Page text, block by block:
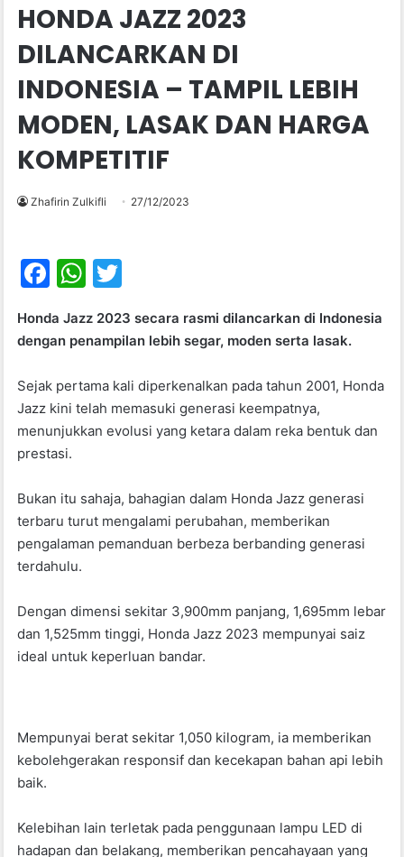
HONDA JAZZ 2023
DILANCARKAN DI
INDONESIA – TAMPIL LEBIH
MODEN, LASAK DAN HARGA
KOMPETITIF
Zhafirin Zulkifli 27/12/2023
F
c
b
o
o
W
at
A
p
p
itt
Honda Jazz 2023 secara rasmi dilancarkan di Indonesia
dengan penampilan lebih segar, moden serta lasak.
Sejak pertama kali diperkenalkan pada tahun 2001, Honda
Jazz kini telah memasuki generasi keempatnya,
menunjukkan evolusi yang ketara dalam reka bentuk dan
prestasi.
Bukan itu sahaja, bahagian dalam Honda Jazz generasi
terbaru turut mengalami perubahan, memberikan
pengalaman pemanduan berbeza berbanding generasi
terdahulu.
Dengan dimensi sekitar 3,900mm panjang, 1,695mm lebar
dan 1,525mm tinggi, Honda Jazz 2023 mempunyai saiz
ideal untuk keperluan bandar.
Mempunyai berat sekitar 1,050 kilogram, ia memberikan
kebolehgerakan responsif dan kecekapan bahan api lebih
baik.
Kelebihan lain terletak pada penggunaan lampu LED di
hadapan dan belakang, memberikan pencahayaan yang